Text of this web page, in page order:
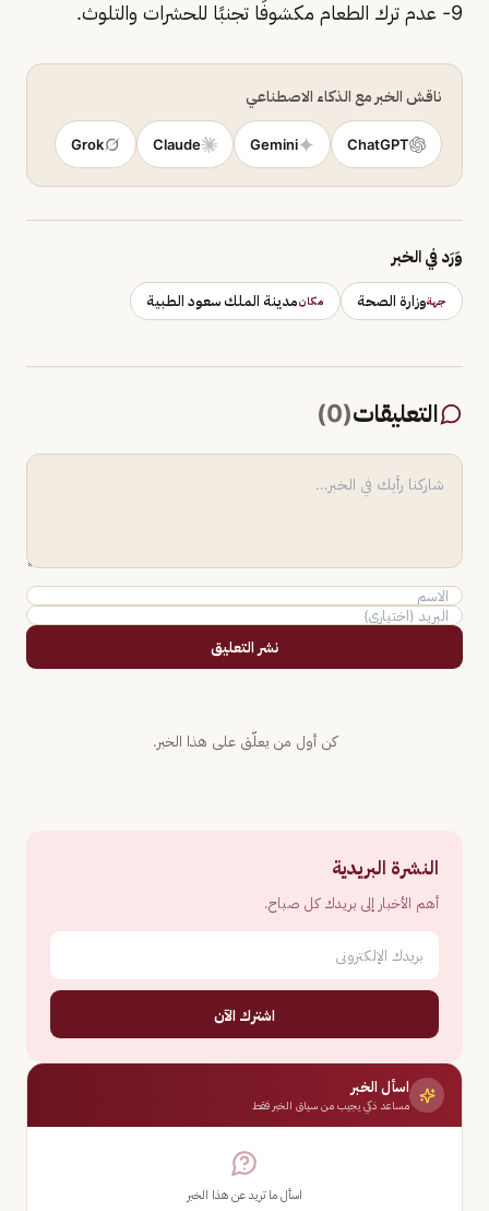
9- عدم ترك الطعام مكشوفًا تجنبًا للحشرات والتلوث.
ناقش الخبر مع الذكاء الاصطناعي
ChatGPT
Gemini
Claude
Grok
وَرَد في الخبر
جهةوزارة الصحة مكانمدينة الملك سعود الطبية
التعليقات(
0
)
نشر التعليق
كن أول من يعلّق على هذا الخبر.
النشرة البريدية
أهم الأخبار إلى بريدك كل صباح.
اشترك الآن
اسأل الخبر
مساعد ذكي يجيب من سياق الخبر فقط
اسأل ما تريد عن هذا الخبر